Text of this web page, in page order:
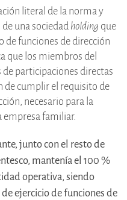
literal de la norma y
una sociedad holding que
de funciones de dirección
que los miembros del
participaciones directas
de cumplir el requisito de
necesario para la
empresa familiar.
junto con el resto de
mantenía el 100 %
operativa, siendo
ejercicio de funciones de